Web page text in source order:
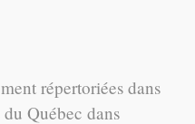
répertoriées dans
Québec dans